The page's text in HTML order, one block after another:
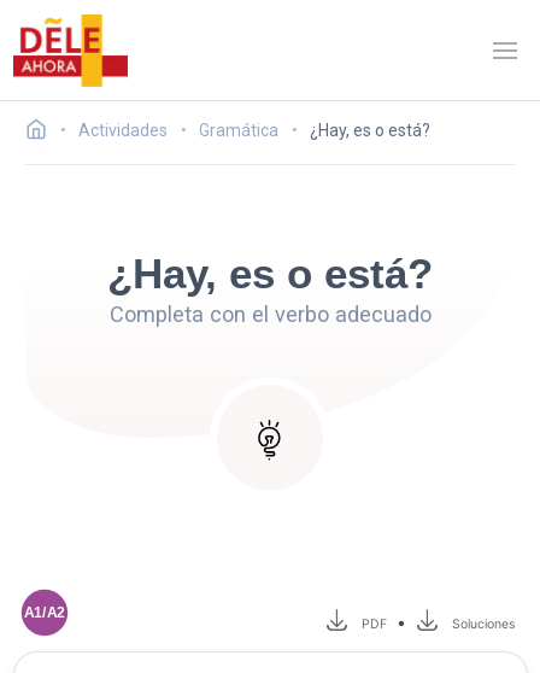
Actividades Gramática ¿Hay, es o está?
¿Hay, es o está?
Completa con el verbo adecuado
A1/A2
PDF • Soluciones